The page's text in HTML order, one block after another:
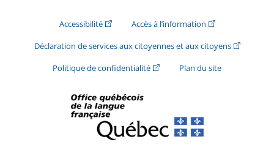
Accessibilité(Cet hyperlien externe s'ouvrira dans une
Accès à l’information(Cet hyperlien
Déclaration de services aux citoyennes et aux citoyens(Cet
Politique de confidentialité(Cet hyperlien externe s'ouvrira
Plan du site